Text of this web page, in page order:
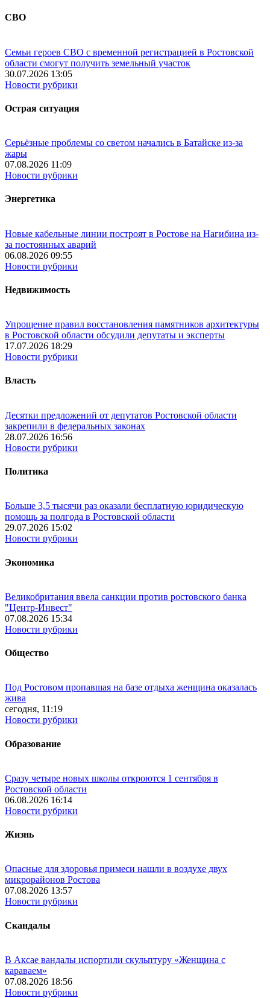
СВО
Семьи героев СВО с временной регистрацией в Ростовской
области смогут получить земельный участок
30.07.2026 13:05
Новости рубрики
Острая ситуация
Серьёзные проблемы со светом начались в Батайске из-за
жары
07.08.2026 11:09
Новости рубрики
Энергетика
Новые кабельные линии построят в Ростове на Нагибина из-
за постоянных аварий
06.08.2026 09:55
Новости рубрики
Недвижимость
Упрощение правил восстановления памятников архитектуры
в Ростовской области обсудили депутаты и эксперты
17.07.2026 18:29
Новости рубрики
Власть
Десятки предложений от депутатов Ростовской области
закрепили в федеральных законах
28.07.2026 16:56
Новости рубрики
Политика
Больше 3,5 тысячи раз оказали бесплатную юридическую
помощь за полгода в Ростовской области
29.07.2026 15:02
Новости рубрики
Экономика
Великобритания ввела санкции против ростовского банка
"Центр-Инвест"
07.08.2026 15:34
Новости рубрики
Общество
Под Ростовом пропавшая на базе отдыха женщина оказалась
жива
сегодня, 11:19
Новости рубрики
Образование
Сразу четыре новых школы откроются 1 сентября в
Ростовской области
06.08.2026 16:14
Новости рубрики
Жизнь
Опасные для здоровья примеси нашли в воздухе двух
микрорайонов Ростова
07.08.2026 13:57
Новости рубрики
Скандалы
В Аксае вандалы испортили скульптуру «Женщина с
караваем»
07.08.2026 18:56
Новости рубрики